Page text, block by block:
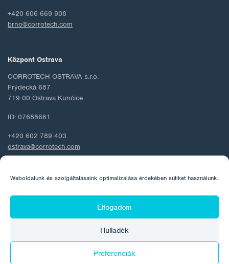
Weboldalunk és szolgáltatásaink optimalizálása érdekében sütiket használunk.
Elfogadom
Hulladék
Preferenciák
+420 606 669 908
brno@corrotech.com
Központ Ostrava
CORROTECH OSTRAVA s.r.o.
Frýdecká 687
719 00 Ostrava Kunčice
ID: 07688661
+420 602 789 403
ostrava@corrotech.com
© 2026 Corrotech